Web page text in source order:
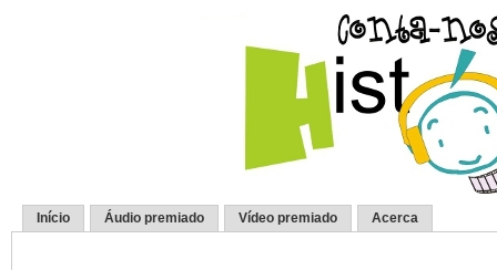
Início Áudio premiado Vídeo premiado Acerca